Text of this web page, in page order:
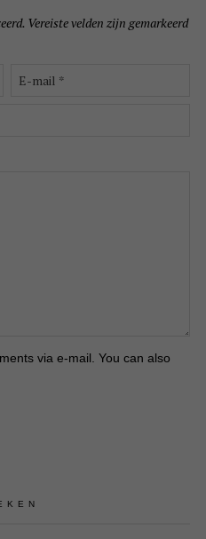
Vereiste velden zijn gemarkeerd
via e-mail. You can also